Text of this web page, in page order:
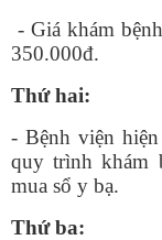
- Giá khám
350.000đ.
Thứ hai:
- Bệnh viện
quy trình khám
mua sổ y bạ.
Thứ ba: